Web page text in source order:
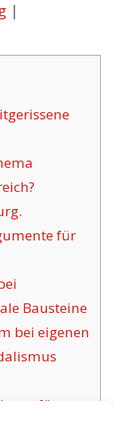
|
für
Bausteine
bei eigenen
für